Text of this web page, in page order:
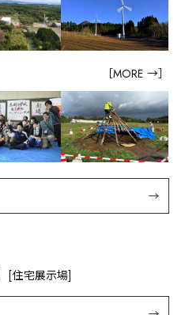
［MORE →］
[住宅展示場]